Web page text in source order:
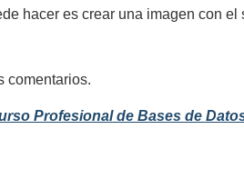
hacer es crear una imagen con
comentarios.
Profesional de Bases de